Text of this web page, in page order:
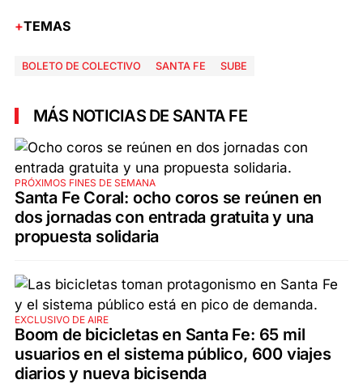
TEMAS
BOLETO DE COLECTIVO SANTA FE SUBE
MÁS NOTICIAS DE SANTA FE
PRÓXIMOS FINES DE SEMANA
Santa Fe Coral: ocho coros se reúnen en
dos jornadas con entrada gratuita y una
propuesta solidaria
EXCLUSIVO DE AIRE
Boom de bicicletas en Santa Fe: 65 mil
usuarios en el sistema público, 600 viajes
diarios y nueva bicisenda